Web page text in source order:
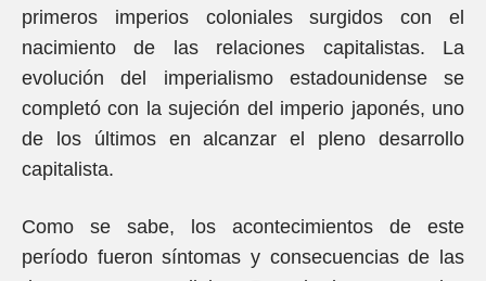
primeros imperios coloniales surgidos con el
nacimiento de las relaciones capitalistas. La
evolución del imperialismo estadounidense se
completó con la sujeción del imperio japonés, uno
de los últimos en alcanzar el pleno desarrollo
capitalista.
Como se sabe, los acontecimientos de este
período fueron síntomas y consecuencias de las